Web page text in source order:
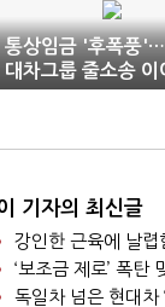
통상임금 '후폭풍
대차그룹 줄소송 이
나
기자의 최신글
강인한 근육에 날렵
‘보조금 제로’ 폭탄
독일차 넘은 현대차